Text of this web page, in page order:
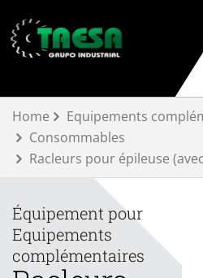
au
contenu
Home
Equipements
Consommables
Racleurs pour épileuse
Équipement pour
Equipements
complémentaires